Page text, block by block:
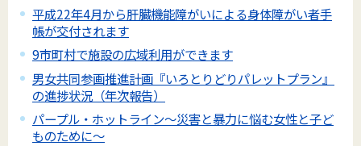
平成22年4月から肝臓機能障がいによる身体障がい者手
帳が交付されます
9市町村で施設の広域利用ができます
男女共同参画推進計画『いろとりどりパレットプラン』
の進捗状況（年次報告）
パープル・ホットライン～災害と暴力に悩む女性と子ど
ものために～